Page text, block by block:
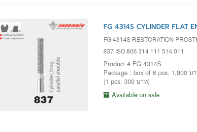
FG 4314S CYLINDER FLAT
FG 4314S RESTORATION
837 ISO 806 314 111 514 011
Product # FG 4314S
Package : box of 6 pcs. 1,800 บ
(1 pcs. 300 บาท)
Available on sale